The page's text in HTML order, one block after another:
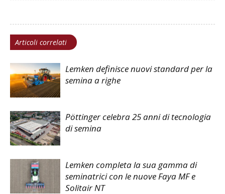
Articoli correlati
Lemken definisce nuovi standard per la
semina a righe
Pöttinger celebra 25 anni di tecnologia
di semina
Lemken completa la sua gamma di
seminatrici con le nuove Faya MF e
Solitair NT